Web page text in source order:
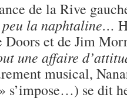
de la Rive
peu la naphtaline…
Doors et de Jim
une affaire
musical,
s’impose…) se dit